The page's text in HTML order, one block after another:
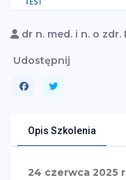
dr n. med. i n. o
Udostępnij
Opis Szkolenia
24 czerwca 2025